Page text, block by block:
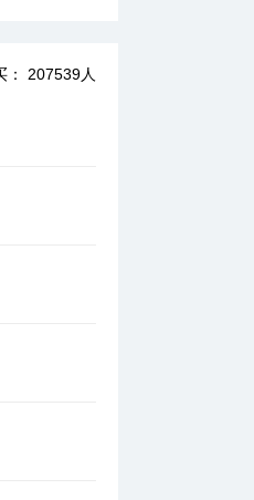
： 207539人